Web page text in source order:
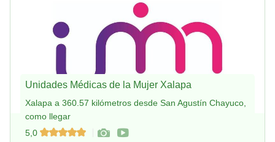
Unidades Médicas de la Mujer Xalapa
Xalapa a 360.57 kilómetros desde San Agustín Chayuco,
como llegar
5,0